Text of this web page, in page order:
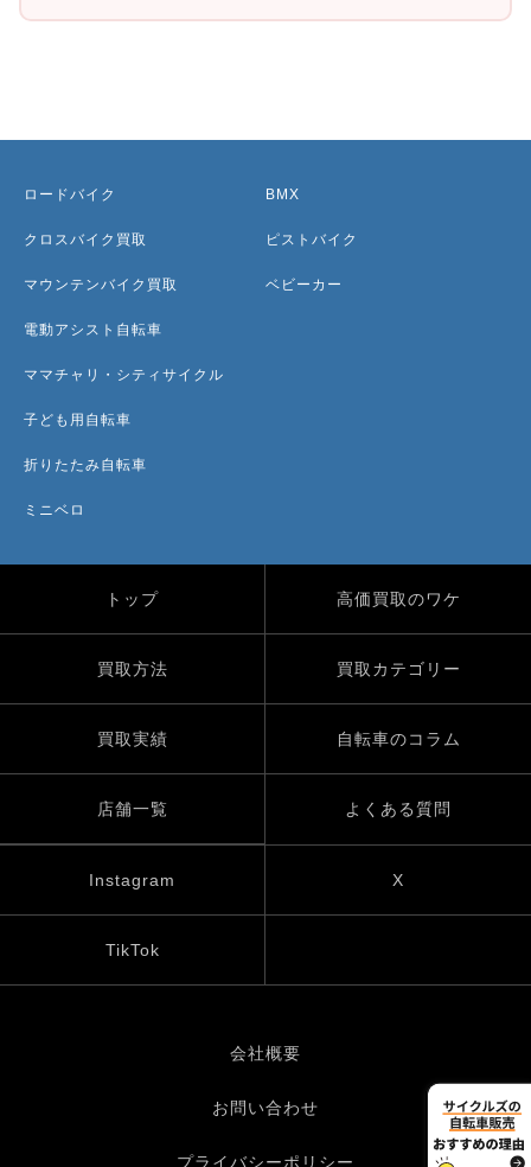
ロードバイク
クロスバイク買取
マウンテンバイク買取
電動アシスト自転車
ママチャリ・シティサイクル
子ども用自転車
折りたたみ自転車
ミニベロ
BMX
ピストバイク
ベビーカー
トップ 高価買取のワケ
買取方法 買取カテゴリー
買取実績 自転車のコラム
店舗一覧 よくある質問
Instagram X
TikTok
会社概要
お問い合わせ
プライバシーポリシー